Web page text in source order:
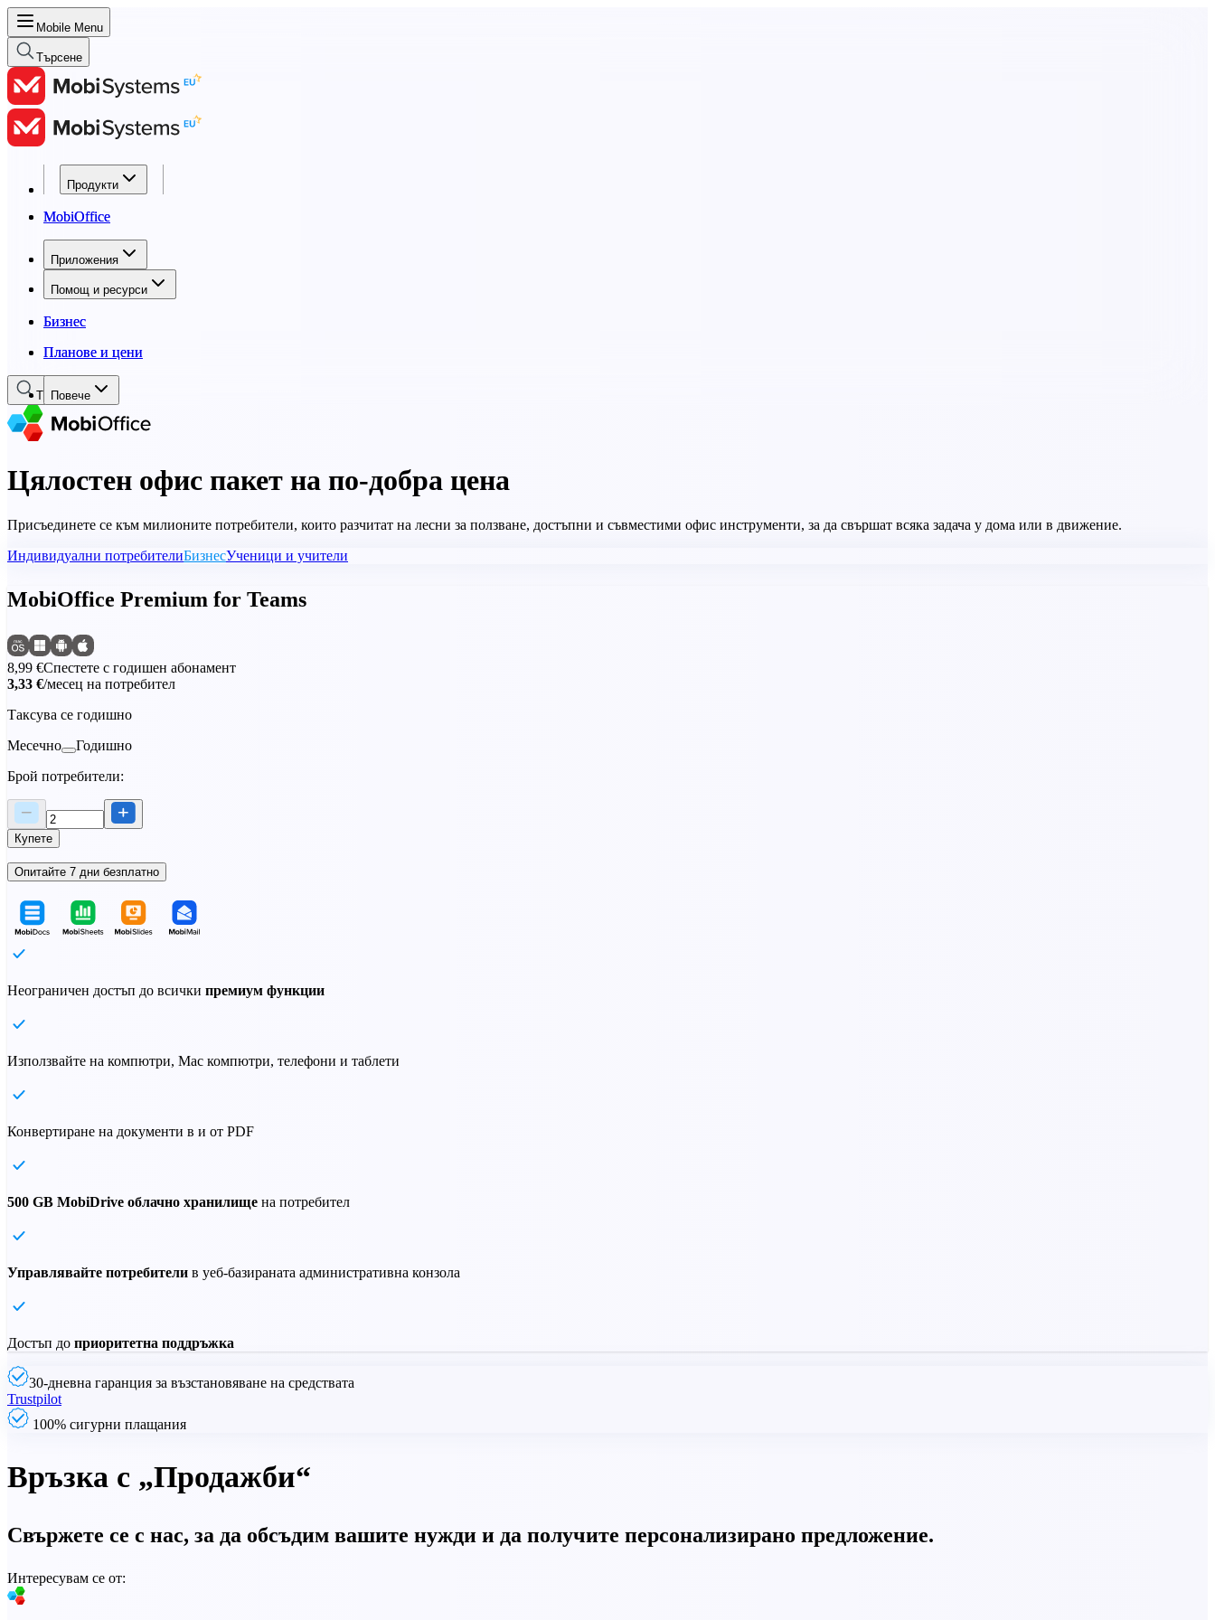
Mobile Menu
Търсене
Продукти
MobiOffice
Приложения
Помощ и ресурси
Бизнес
Планове и цени
Повече
Продукти
MobiOffice
Приложения
Помощ и ресурси
Бизнес
Планове и цени
Търсене
Цялостен офис пакет на по-добра цена
Присъединете се към милионите потребители, които разчитат на лесни за ползване, достъпни и съвместими офис инструменти, за да свършат всяка задача у дома или в движение.
Индивидуални потребителиБизнесУченици и учители
MobiOffice Premium for Teams
8,99 €Спестете с годишен абонамент
3,33 €/месец на потребител
Таксува се годишно
Месечно
Годишно
Брой потребители:
Купете
Опитайте 7 дни безплатно
Неограничен достъп до всички премиум функции
Използвайте на компютри, Mac компютри, телефони и таблети
Конвертиране на документи в и от PDF
500 GB MobiDrive облачно хранилище на потребител
Управлявайте потребители в уеб-базираната административна конзола
Достъп до приоритетна поддръжка
30-дневна гаранция за възстановяване на средствата
Trustpilot
100% сигурни плащания
Връзка с „Продажби“
Свържете се с нас, за да обсъдим вашите нужди и да получите персонализирано предложение.
Интересувам се от: